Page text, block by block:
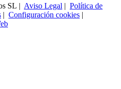
SL | Aviso Legal | Política de
| Configuración cookies |